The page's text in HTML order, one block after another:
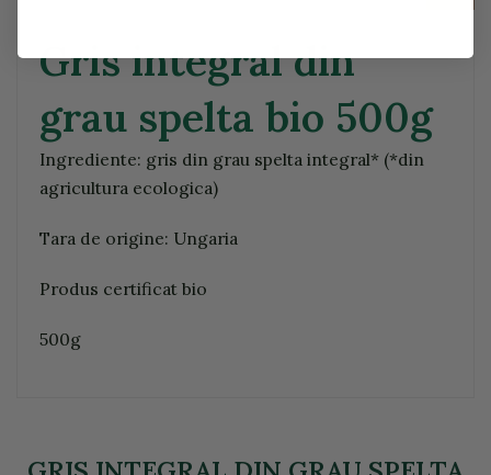
Gris integral din
grau spelta bio 500g
Ingrediente: gris din grau spelta integral* (*din
agricultura ecologica)
Tara de origine: Ungaria
Produs certificat bio
500g